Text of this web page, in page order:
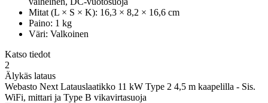
Mitat (L × S × K): 16,3 × 8,2 × 16,6 cm
Paino: 1 kg
Väri: Valkoinen
Katso tiedot
2
Älykäs lataus
Webasto Next Latauslaatikko 11 kW Type 2 4,5 m kaapelilla - Sis.
WiFi, mittari ja Type B vikavirtasuoja